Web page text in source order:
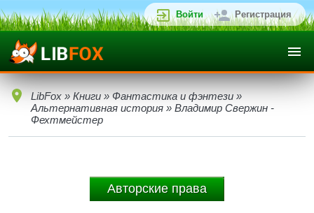
Войти Регистрация
LibFox » Книги » Фантастика и фэнтези »
Альтернативная история » Владимир Свержин -
Фехтмейстер
Авторские права